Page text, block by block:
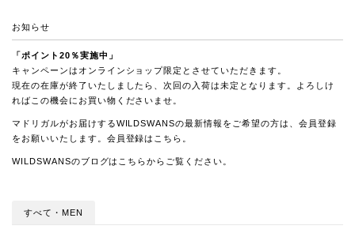
お知らせ
「ポイント20％実施中」
キャンペーンはオンラインショップ限定とさせていただきます。
現在の在庫が終了いたしましたら、次回の入荷は未定となります。よろしけ
ればこの機会にお買い物くださいませ。
マドリガルがお届けするWILDSWANSの最新情報をご希望の方は、会員登録
をお願いいたします。会員登録は こちら 。
WILDSWANSのブログは こちらから ご覧ください。
すべて・MEN